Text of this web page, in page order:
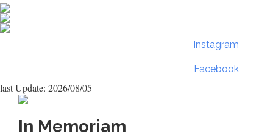
Instagram
Facebook
last Update: 2026/08/05
In Memoriam